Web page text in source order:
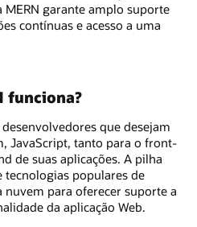
garante amplo suporte
contínuas e acesso a uma
funciona?
que desejam
JavaScript, tanto para o front-
de suas aplicações. A pilha
tecnologias populares de
para oferecer suporte a
da aplicação Web.